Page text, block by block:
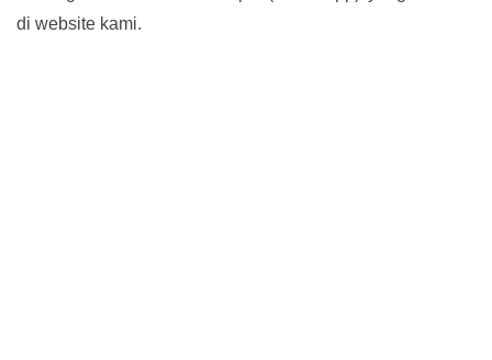
di website kami.